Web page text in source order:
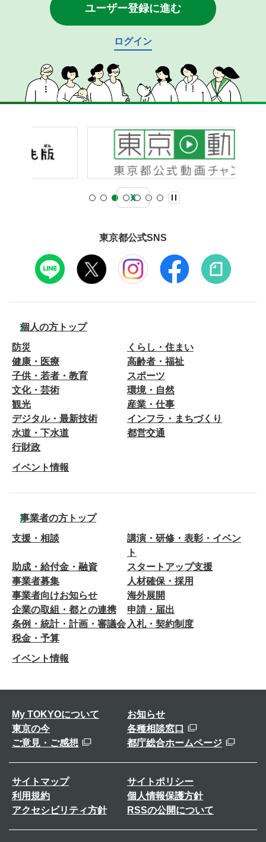
ユーザー登録に進む
ログイン
東京都公式SNS
個人の方トップ
防災
くらし・住まい
健康・医療
高齢者・福祉
子供・若者・教育
スポーツ
文化・芸術
環境・自然
観光
産業・仕事
デジタル・最新技術
インフラ・まちづくり
水道・下水道
都営交通
行財政
イベント情報
事業者の方トップ
支援・相談
講演・研修・表彰・イベン
ト
助成・給付金・融資
スタートアップ支援
事業者募集
人材確保・採用
事業者向けお知らせ
海外展開
企業の取組・都との連携
申請・届出
条例・統計・計画・審議会 入札・契約制度
税金・予算
イベント情報
My TOKYOについて
お知らせ
東京の今
各種相談窓口
ご意見・ご感想
都庁総合ホームページ
サイトマップ
サイトポリシー
利用規約
個人情報保護方針
アクセシビリティ方針
RSSの公開について